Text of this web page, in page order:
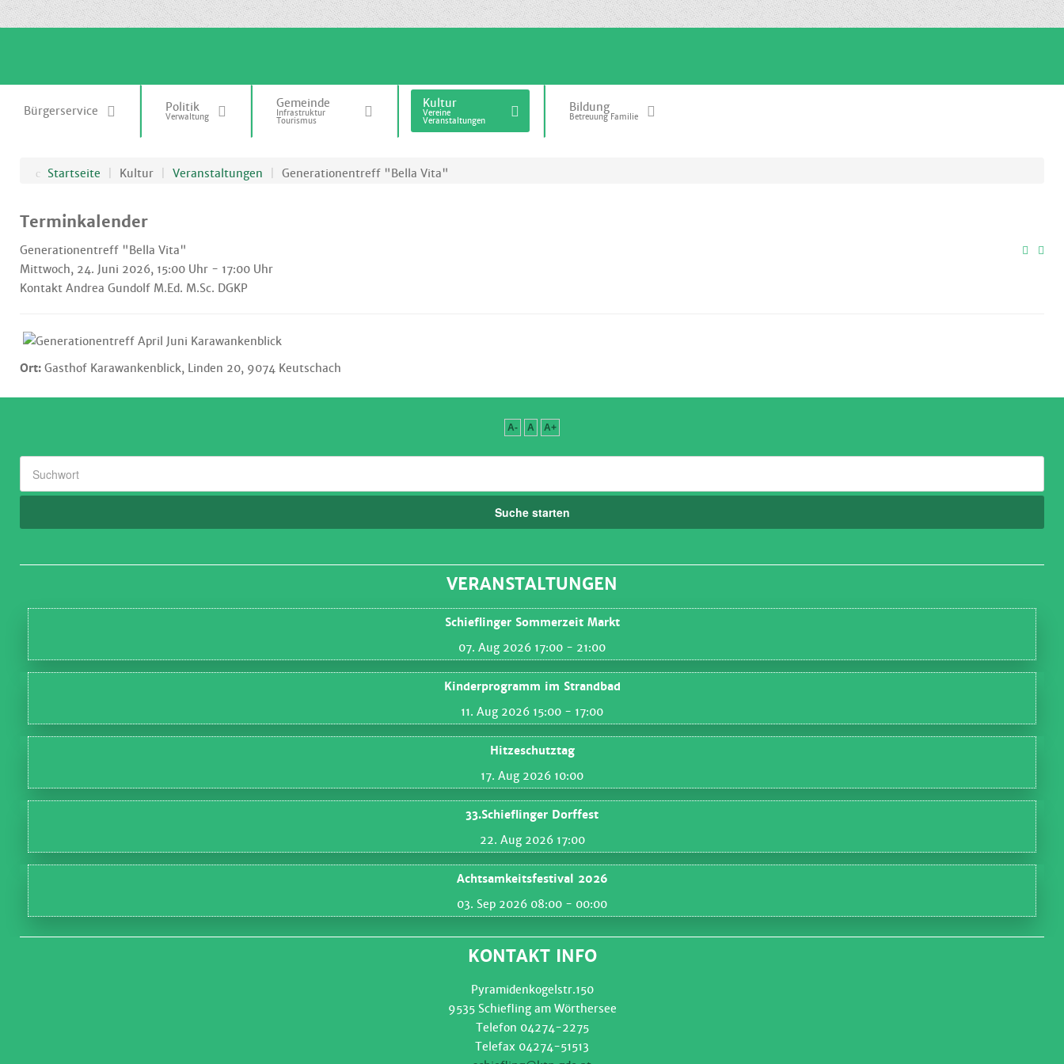
Bürgerservice Politik
Verwaltung
Gemeinde
Infrastruktur
Tourismus
Kultur
Vereine
Veranstaltungen
Bildung
Betreuung Familie
Startseite Kultur Veranstaltungen Generationentreff "Bella Vita"
Terminkalender
Generationentreff "Bella Vita"
Mittwoch, 24. Juni 2026, 15:00 Uhr - 17:00 Uhr
Kontakt Andrea Gundolf M.Ed. M.Sc. DGKP
Ort: Gasthof Karawankenblick, Linden 20, 9074 Keutschach
A- A A+
Suche starten
VERANSTALTUNGEN
Schieflinger Sommerzeit Markt
07. Aug 2026 17:00 - 21:00
Kinderprogramm im Strandbad
11. Aug 2026 15:00 - 17:00
Hitzeschutztag
17. Aug 2026 10:00
33.Schieflinger Dorffest
22. Aug 2026 17:00
Achtsamkeitsfestival 2026
03. Sep 2026 08:00 - 00:00
KONTAKT INFO
Pyramidenkogelstr.150
9535 Schiefling am Wörthersee
Telefon 04274-2275
Telefax 04274-51513